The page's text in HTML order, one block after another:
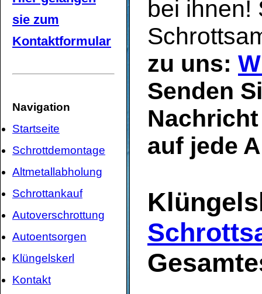
sie zum
Kontaktformular
Navigation
Startseite
Schrottdemontage
Altmetallabholung
Schrottankauf
Autoverschrottung
Autoentsorgen
Klüngelskerl
Kontakt
bei ihnen!
zu uns:
Senden
auf jede